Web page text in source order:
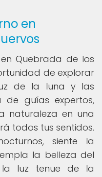
en
Quebrada de los
de explorar
de la luna y las
de guías expertos,
naturaleza en una
todos tus sentidos.
siente la
la belleza del
la luz tenue de la